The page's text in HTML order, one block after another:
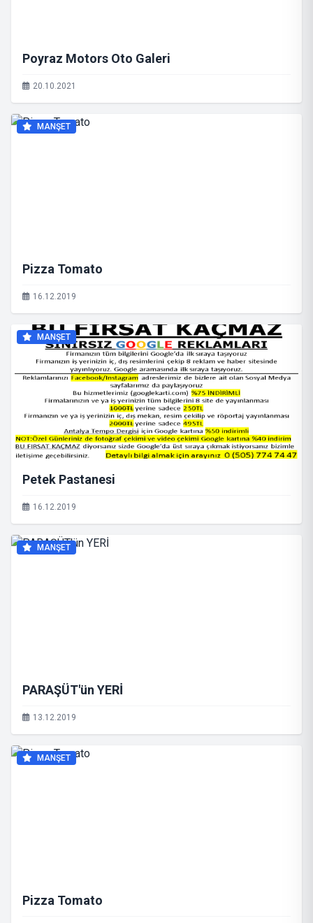
Poyraz Motors Oto Galeri
20.10.2021
MANŞET
Pizza Tomato
16.12.2019
MANŞET
Petek Pastanesi
16.12.2019
MANŞET
PARAŞÜT'ün YERİ
13.12.2019
MANŞET
Pizza Tomato